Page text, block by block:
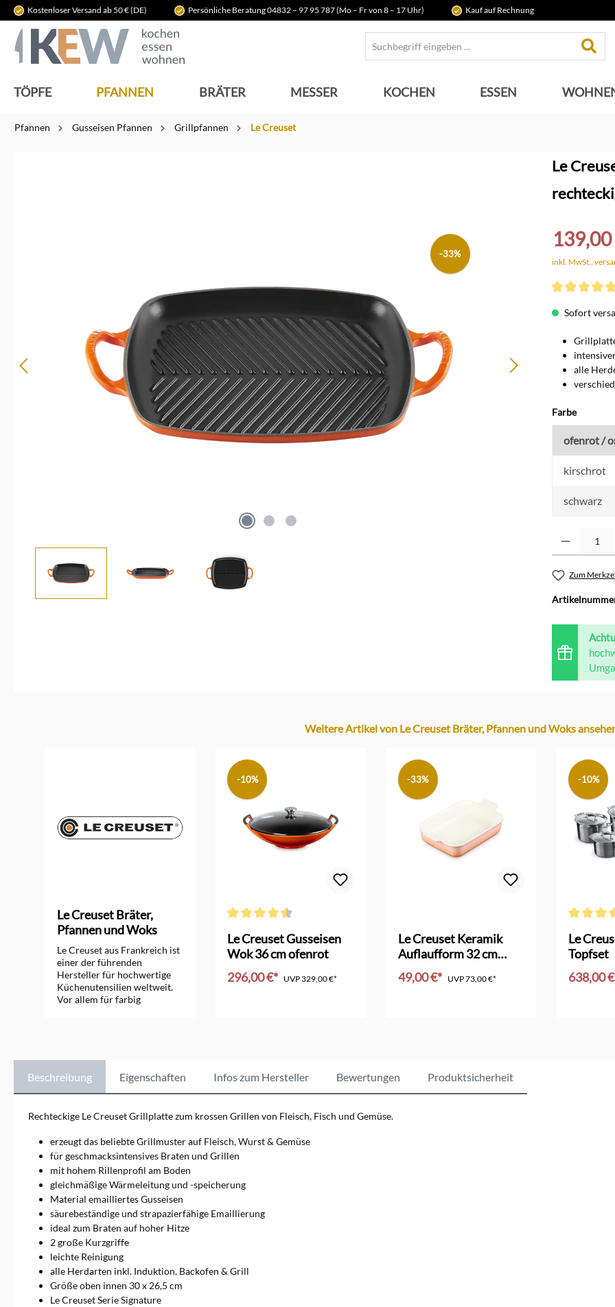
Zur Hauptnavigation springen
Kostenloser Versand ab 50 € (DE) Persönliche Beratung 04832 – 97 95 787 (Mo – Fr von 8 – 17 Uhr) Kauf auf Rechnung
TÖPFE PFANNEN BRÄTER MESSER KOCHEN ESSEN
Pfannen Gusseisen Pfannen Grillpfannen Le Creuset
-33%
Le
inkl. MwSt.,
Sofort
alle
Farbe
ofenrot /
kirschrot
schwarz
Zum
Weitere Artikel von Le Creuset Bräter, Pfannen und Woks
Le Creuset Bräter,
Pfannen und Woks
Le Creuset aus Frankreich ist
einer der führenden
Hersteller für hochwertige
Küchenutensilien weltweit.
Vor allem für farbig
Jahrzehnten bekannt.
Zusätzlich bietet Le Creuset
sehr gute Töpfe aus Edelstahl
und Aluminium, Küchen-
Keramik und Kochutensilien
an. Sie alle erfüllen besonders
-10%
Le Creuset Gusseisen
Wok 36 cm ofenrot
296,00 €* UVP329,00 €*
-33%
Le Creuset Keramik
Auflaufform 32 cm
pêche
49,00 €* UVP73,00 €*
-10%
Le
Topfset
638,00
Beschreibung Eigenschaften Infos zum Hersteller Bewertungen Produktsicherheit
Rechteckige Le Creuset Grillplatte zum krossen Grillen von Fleisch, Fisch und Gemüse.
erzeugt das beliebte Grillmuster auf Fleisch, Wurst & Gemüse
für geschmacksintensives Braten und Grillen
mit hohem Rillenprofil am Boden
gleichmäßige Wärmeleitung und -speicherung
Material emailliertes Gusseisen
säurebeständige und strapazierfähige Emaillierung
ideal zum Braten auf hoher Hitze
2 große Kurzgriffe
leichte Reinigung
alle Herdarten inkl. Induktion, Backofen & Grill
Größe oben innen 30 x 26,5 cm
Le Creuset Serie Signature